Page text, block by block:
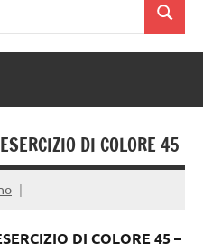
Cerca
DI COLORE 45
DI COLORE 45 –